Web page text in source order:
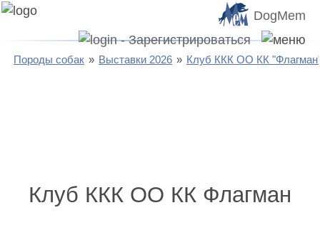
DogMem
Породы собак Выставки 2026 Клуб ККК ОО КК
Клуб ККК ОО КК Флагман